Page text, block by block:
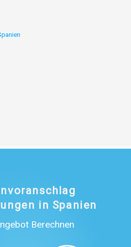
in Spanien
Berechnen